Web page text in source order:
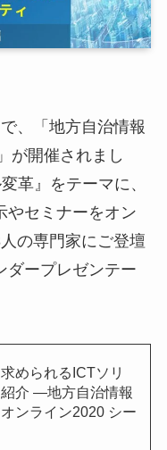
、「地方自治情報
が開催されまし
革』をテーマに、
やセミナーをオン
の専門家にご登壇
ダープレゼンテー
められるICTソリ
紹介 ―地方自治情報
ンライン2020 シー